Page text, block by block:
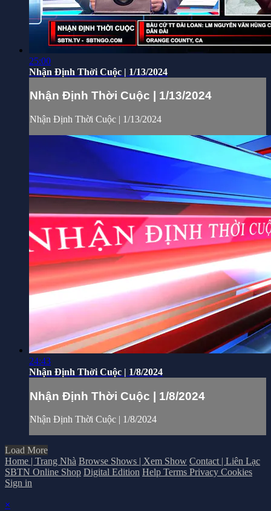
25:00
Nhận Định Thời Cuộc | 1/13/2024
Nhận Định Thời Cuộc | 1/13/2024
Nhận Định Thời Cuộc | 1/13/2024
24:43
Nhận Định Thời Cuộc | 1/8/2024
Nhận Định Thời Cuộc | 1/8/2024
Nhận Định Thời Cuộc | 1/8/2024
Load More
Home | Trang Nhà Browse Shows | Xem Show Contact | Liên Lạc
SBTN Online Shop Digital Edition Help Terms Privacy Cookies
Sign in
×